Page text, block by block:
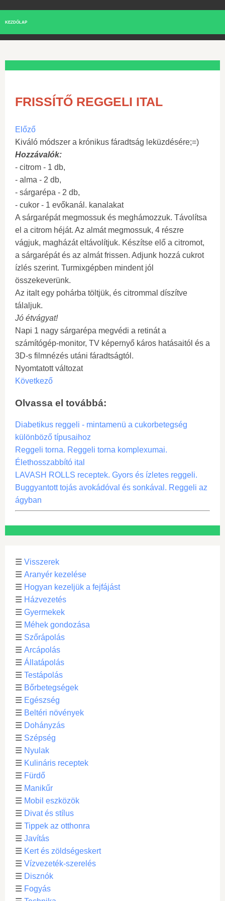
KEZDŐLAP
FRISSÍTŐ REGGELI ITAL
Előző
Kiváló módszer a krónikus fáradtság leküzdésére;=)
Hozzávalók:
- citrom - 1 db,
- alma - 2 db,
- sárgarépa - 2 db,
- cukor - 1 evőkanál. kanalakat
A sárgarépát megmossuk és meghámozzuk. Távolítsa
el a citrom héját. Az almát megmossuk, 4 részre
vágjuk, magházát eltávolítjuk. Készítse elő a citromot,
a sárgarépát és az almát frissen. Adjunk hozzá cukrot
ízlés szerint. Turmixgépben mindent jól
összekeverünk.
Az italt egy pohárba töltjük, és citrommal díszítve
tálaljuk.
Jó étvágyat!
Napi 1 nagy sárgarépa megvédi a retinát a
számítógép-monitor, TV képernyő káros hatásaitól és a
3D-s filmnézés utáni fáradtságtól.
Nyomtatott változat
Következő
Olvassa el továbbá:
Diabetikus reggeli - mintamenü a cukorbetegség
különböző típusaihoz
Reggeli torna. Reggeli torna komplexumai.
Élethosszabbító ital
LAVASH ROLLS receptek. Gyors és ízletes reggeli.
Buggyantott tojás avokádóval és sonkával. Reggeli az
ágyban
☰ Visszerek
☰ Aranyér kezelése
☰ Hogyan kezeljük a fejfájást
☰ Házvezetés
☰ Gyermekek
☰ Méhek gondozása
☰ Szőrápolás
☰ Arcápolás
☰ Állatápolás
☰ Testápolás
☰ Bőrbetegségek
☰ Egészség
☰ Beltéri növények
☰ Dohányzás
☰ Szépség
☰ Nyulak
☰ Kulináris receptek
☰ Fürdő
☰ Manikűr
☰ Mobil eszközök
☰ Divat és stílus
☰ Tippek az otthonra
☰ Javítás
☰ Kert és zöldségeskert
☰ Vízvezeték-szerelés
☰ Disznók
☰ Fogyás